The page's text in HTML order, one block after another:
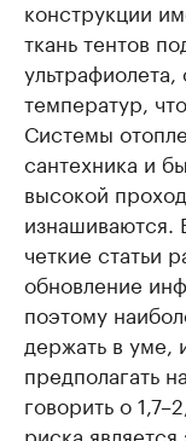
конструкции
ткань тентов
температур,
Системы
сантехника и
высокой
изнашиваются.
четкие статьи
обновление
поэтому
держать в уме,
предполагать
говорить о
риска